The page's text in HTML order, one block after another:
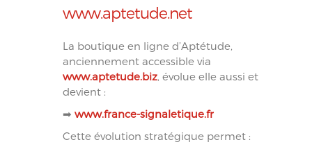
www.aptetude.net
La boutique en ligne d’Aptétude,
anciennement accessible via
www.aptetude.biz, évolue elle aussi et
devient :
➡ www.france-signaletique.fr
Cette évolution stratégique permet :